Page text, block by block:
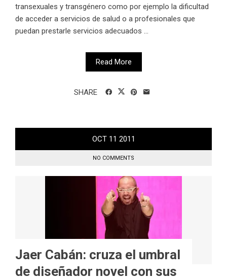
transexuales y transgénero como por ejemplo la dificultad
de acceder a servicios de salud o a profesionales que
puedan prestarle servicios adecuados ...
Read More
SHARE
OCT 11 2011
NO COMMENTS
Jaer Cabán: cruza el umbral
de diseñador novel con sus